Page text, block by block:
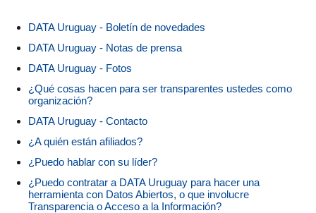
DATA Uruguay - Boletín de novedades
DATA Uruguay - Notas de prensa
DATA Uruguay - Fotos
¿Qué cosas hacen para ser transparentes ustedes como
organización?
DATA Uruguay - Contacto
¿A quién están afiliados?
¿Puedo hablar con su líder?
¿Puedo contratar a DATA Uruguay para hacer una
herramienta con Datos Abiertos, o que involucre
Transparencia o Acceso a la Información?